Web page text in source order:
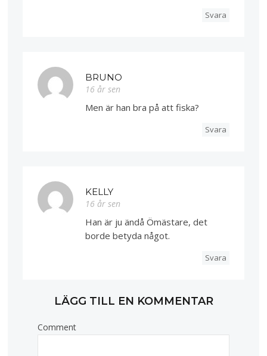
Svara
BRUNO
16 år sen
Men är han bra på att fiska?
Svara
KELLY
16 år sen
Han är ju ändå Ömästare, det
borde betyda något.
Svara
LÄGG TILL EN KOMMENTAR
Comment